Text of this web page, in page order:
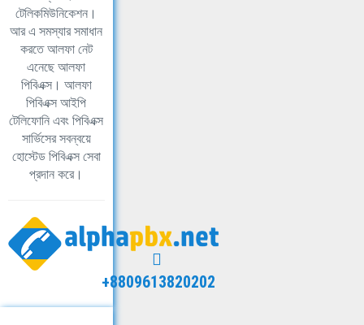
টেলিকমিউনিকেশন।
আর এ সমস্যার সমাধান
করতে আলফা নেট
এনেছে আলফা
পিবিএক্স। আলফা
পিবিএক্স আইপি
টেলিফোনি এবং পিবিএক্স
সার্ভিসের সবন্বয়ে
হোস্টেড পিবিএক্স সেবা
প্রদান করে।
+8809613820202